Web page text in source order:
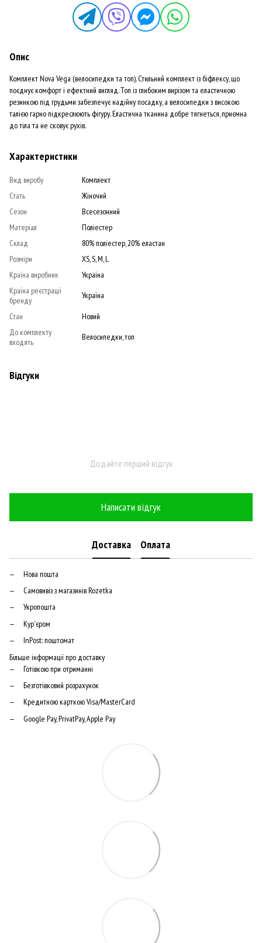
Опис
Комплект Nova Vega (велосипедки та топ). Стильний комплект із біфлексу, що
поєднує комфорт і ефектний вигляд. Топ із глибоким вирізом та еластичною
резинкою під грудьми забезпечує надійну посадку, а велосипедки з високою
талією гарно підкреслюють фігуру. Еластична тканина добре тягнеться, приємна
до тіла та не сковує рухів.
Характеристики
Вид виробу
Комплект
Стать
Жіночий
Сезон
Всесезонний
Матеріал
Поліестер
Склад
80% поліестер, 20% еластан
Розміри
XS, S, M, L
Країна виробник
Україна
Країна реєстрації
бренду
Україна
Стан
Новий
До комплекту
входять
Велосипедки, топ
Відгуки
Додайте перший відгук
Написати відгук
Доставка Оплата
Нова пошта
Самовивіз з магазинів Rozetka
Укропошта
Кур'єром
InPost: поштомат
Більше інформації про доставку
Готівкою при отриманні
Безготівковий розрахунок
Кредитною карткою Visa/MasterCard
Google Pay, PrivatPay, Apple Pay